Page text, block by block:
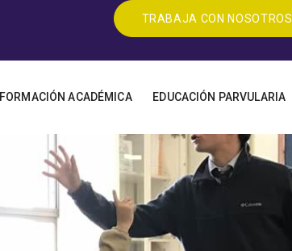
TRABAJA CON NOSOTROS
FORMACIÓN ACADÉMICA EDUCACIÓN PARVULARIA